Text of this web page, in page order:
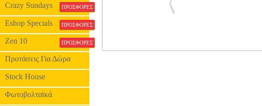
Crazy Sundays ΠΡΟΣΦΟΡΕΣ
Eshop Specials ΠΡΟΣΦΟΡΕΣ
Zen 10 ΠΡΟΣΦΟΡΕΣ
Προτάσεις Για Δώρα
Stock House
Φωτοβολταϊκά